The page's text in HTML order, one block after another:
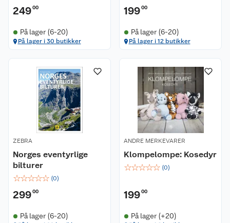
24900
På lager (6-20)
På lager i 30 butikker
19900
På lager (6-20)
På lager i 12 butikker
ZEBRA
Norges eventyrlige
bilturer
☆☆☆☆☆ (0)
29900
På lager (6-20)
ANDRE MERKEVARER
Klompelompe: Kosedyr
☆☆☆☆☆ (0)
19900
På lager (+20)